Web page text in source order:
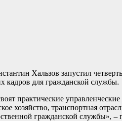
Хальзов запустил
кадров для гражданской службы.
практические
хозяйство, транспортная
гражданской службы», –